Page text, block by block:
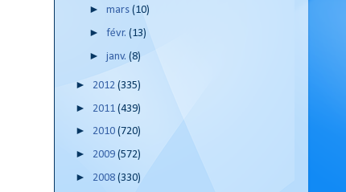
►mars(10)
►févr.(13)
►janv.(8)
► 2012 (335)
► 2011 (439)
► 2010 (720)
► 2009 (572)
► 2008 (330)